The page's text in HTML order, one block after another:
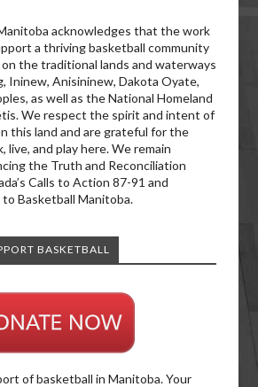
acknowledges that the work
a thriving basketball community
the traditional lands and waterways
Ininew, Anisininew, Dakota Oyate,
as well as the National Homeland
We respect the spirit and intent of
this land and are grateful for the
and play here. We remain
the Truth and Reconciliation
Calls to Action 87-91 and
Basketball Manitoba.
BASKETBALL
of basketball in Manitoba. Your